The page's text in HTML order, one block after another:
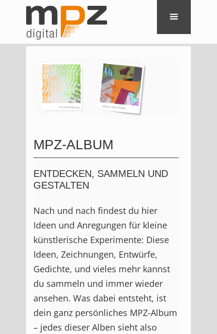
MPZ-ALBUM
ENTDECKEN, SAMMELN UND
GESTALTEN
Nach und nach findest du hier
Ideen und Anregungen für kleine
künstlerische Experimente: Diese
Ideen, Zeichnungen, Entwürfe,
Gedichte, und vieles mehr kannst
du sammeln und immer wieder
ansehen. Was dabei entsteht, ist
dein ganz persönliches MPZ-Album
– jedes dieser Alben sieht also